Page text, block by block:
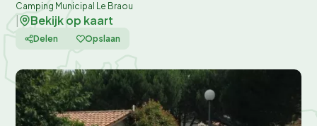
Camping Municipal Le Braou
Bekijk op kaart
Delen Opslaan